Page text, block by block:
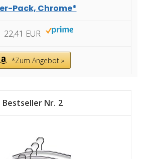
Pack, Chrome*
22,41 EUR
*Zum Angebot »
2